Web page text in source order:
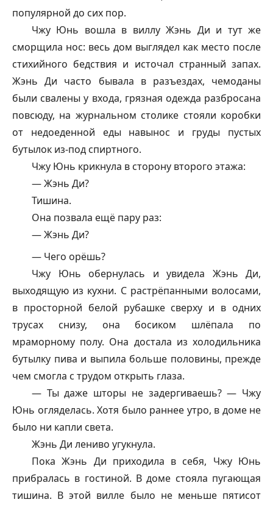
популярной до сих пор.
Чжу Юнь вошла в виллу Жэнь Ди и тут же
сморщила нос: весь дом выглядел как место после
стихийного бедствия и источал странный запах.
Жэнь Ди часто бывала в разъездах, чемоданы
были свалены у входа, грязная одежда разбросана
повсюду, на журнальном столике стояли коробки
от недоеденной еды навынос и груды пустых
бутылок из-под спиртного.
Чжу Юнь крикнула в сторону второго этажа:
— Жэнь Ди?
Тишина.
Она позвала ещё пару раз:
— Жэнь Ди?
— Чего орёшь?
Чжу Юнь обернулась и увидела Жэнь Ди,
выходящую из кухни. С растрёпанными волосами,
в просторной белой рубашке сверху и в одних
трусах снизу, она босиком шлёпала по
мраморному полу. Она достала из холодильника
бутылку пива и выпила больше половины, прежде
чем смогла с трудом открыть глаза.
— Ты даже шторы не задергиваешь? — Чжу
Юнь огляделась. Хотя было раннее утро, в доме не
было ни капли света.
Жэнь Ди лениво угукнула.
Пока Жэнь Ди приходила в себя, Чжу Юнь
прибралась в гостиной. В доме стояла пугающая
тишина. В этой вилле было не меньше пятисот